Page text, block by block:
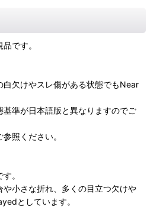
です。
欠けやスレ傷がある状態でもNear
準が日本語版と異なりますのでご
照ください。
。
小さな折れ、多くの目立つ欠けや
としています。